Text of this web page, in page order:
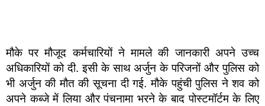
मौके पर मौजूद कर्मचारियों ने मामले की जानकारी अपने उच्च
अधिकारियों को दी. इसी के साथ अर्जुन के परिजनों और पुलिस को
भी अर्जुन की मौत की सूचना दी गई. मौके पहुंची पुलिस ने शव को
अपने कब्जे में लिया और पंचनामा भरने के बाद पोस्टमॉर्टम के लिए